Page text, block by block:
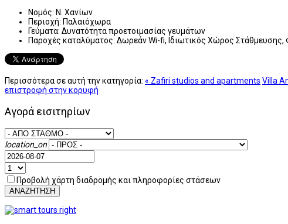
Νομός: Ν. Χανίων
Περιοχή: Παλαιόχωρα
Γεύματα: Δυνατότητα προετοιμασίας γευμάτων
Παροχές καταλύματος: Δωρεάν Wi-fi, Ιδιωτικός Χώρος Στάθμευσης,
Περισσότερα σε αυτή την κατηγορία: « Zafiri studios and apartments Villa
επιστροφή στην κορυφή
Αγορά εισιτηρίων
location_on
Προβολή χάρτη διαδρομής και πληροφορίες στάσεων
ΑΝΑΖΗΤΗΣΗ